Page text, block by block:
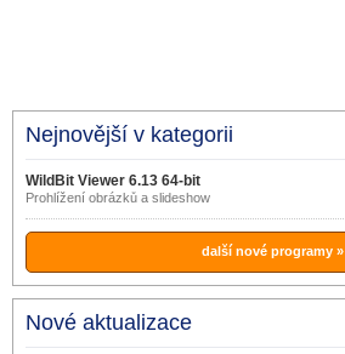
Nejnovější v kategorii
WildBit Viewer 6.13 64-bit
Prohlížení obrázků a slideshow
další nové programy »
Nové aktualizace